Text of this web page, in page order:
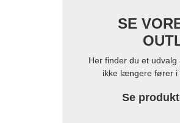
SE
Her finder du et
ikke længere fører i
Se